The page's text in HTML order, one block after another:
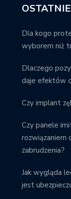
Dla kogo
wyborem niż
Dlaczego
daje efektów
Czy implant
Czy panele
rozwiązaniem
zabrudzenia?
Jak wygląda
jest